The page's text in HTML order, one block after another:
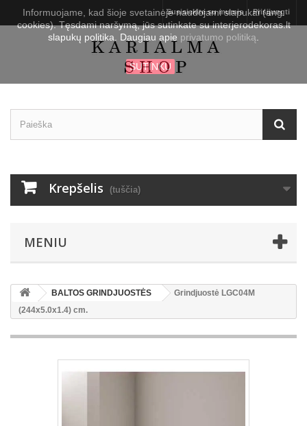
Prisijungti
Susisiekite su mumis
Krepšelis (tuščia)
MENIU
BALTOS GRINDJUOSTĖS
Grindjuostė LGC04M
(244x5.0x1.4) cm.
Informuojame, kad šioje svetainėje naudojami slapukai (ang.
cookies). Tęsdami naršymą, jūs sutinkate su interjerodekoras.lt
slapukų politika. Daugiau apie privatumo politiką
SUTINKU